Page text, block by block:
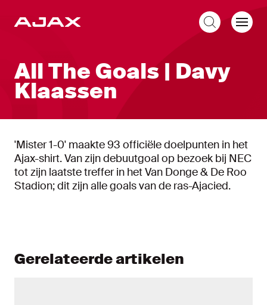
All The Goals | Davy
Klaassen
'Mister 1-0' maakte 93 officiële doelpunten in het
Ajax-shirt. Van zijn debuutgoal op bezoek bij NEC
tot zijn laatste treffer in het Van Donge & De Roo
Stadion; dit zijn alle goals van de ras-Ajacied.
Gerelateerde artikelen